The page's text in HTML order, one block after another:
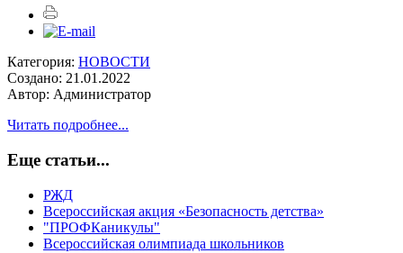
Категория: НОВОСТИ
Создано: 21.01.2022
Автор: Администратор
Читать подробнее...
Еще статьи...
РЖД
Всероссийская акция «Безопасность детства»
"ПРОФКаникулы"
Всероссийская олимпиада школьников